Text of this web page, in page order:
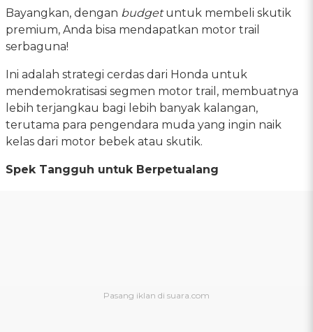
Bayangkan, dengan budgetuntuk membeli skutik
premium, Anda bisa mendapatkan motor trail
serbaguna!
Ini adalah strategi cerdas dari Honda untuk
mendemokratisasi segmen motor trail, membuatnya
lebih terjangkau bagi lebih banyak kalangan,
terutama para pengendara muda yang ingin naik
kelas dari motor bebek atau skutik.
Spek Tangguh untuk Berpetualang